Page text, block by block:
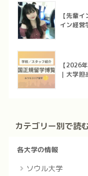
【先輩
イン経営
【2026
｜大学
カテゴリー別で読
各大学の情報
ソウル大学